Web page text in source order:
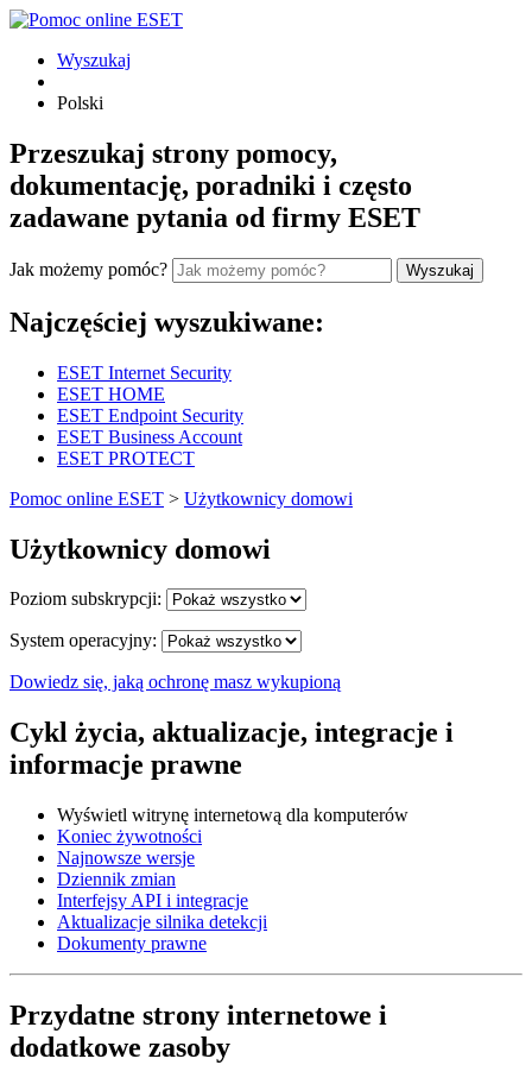
Wyszukaj
Polski
Przeszukaj strony pomocy,
dokumentację, poradniki i często
zadawane pytania od firmy ESET
Jak możemy pomóc? Wyszukaj
Najczęściej wyszukiwane:
ESET Internet Security
ESET HOME
ESET Endpoint Security
ESET Business Account
ESET PROTECT
Pomoc online ESET > Użytkownicy domowi
Użytkownicy domowi
Poziom subskrypcji:
System operacyjny:
Dowiedz się, jaką ochronę masz wykupioną
Cykl życia, aktualizacje, integracje i
informacje prawne
Wyświetl witrynę internetową dla komputerów
Koniec żywotności
Najnowsze wersje
Dziennik zmian
Interfejsy API i integracje
Aktualizacje silnika detekcji
Dokumenty prawne
Przydatne strony internetowe i
dodatkowe zasoby